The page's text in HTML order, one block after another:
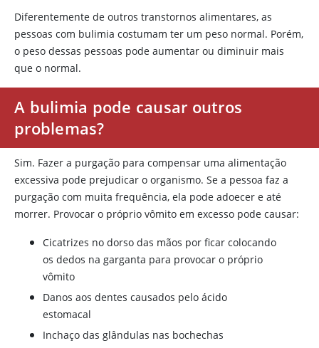
Diferentemente de outros transtornos alimentares, as
pessoas com bulimia costumam ter um peso normal. Porém,
o peso dessas pessoas pode aumentar ou diminuir mais
que o normal.
A bulimia pode causar outros
problemas?
Sim. Fazer a purgação para compensar uma alimentação
excessiva pode prejudicar o organismo. Se a pessoa faz a
purgação com muita frequência, ela pode adoecer e até
morrer. Provocar o próprio vômito em excesso pode causar:
Cicatrizes no dorso das mãos por ficar colocando
os dedos na garganta para provocar o próprio
vômito
Danos aos dentes causados pelo ácido
estomacal
Inchaço das glândulas nas bochechas